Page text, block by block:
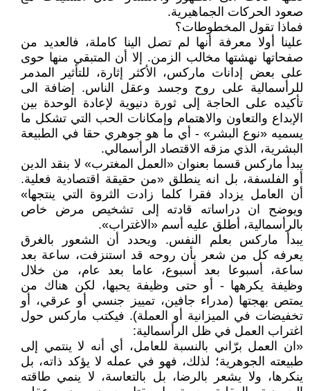
صعود الحركات الجماهيرية.
فماذا تقول المخطوطات؟
علينا أولا معرفة أنها لم تصل الينا كاملة، فالعديد من
صفحاتها نهشتها مخالب الزمن. إلا أن المتبقي منها حوى
على بعض إدانات ماركس، الأكثر إثارة، للتأثير المدمر
للرأسمالية على روح وجسد وعقل الناس. إضافة الى
تأكيده على الحاجة إلى ثورة دنيوية لإعادة الوحدة بين
الإبداع والتعاون والاهتمام وإمكانات الحب التي تشكل ما
يسميه «نوع البشر» - أي ما هو جوهري حقا في الطبيعة
البشرية، الذي مزقه الاقتصاد الرأسمالي.
يبدأ ماركس قسما بعنوان «العمل المغترب» لا بنقد الدين
أو الفلسفة، بل انه ينطلق «من حقيقة اقتصادية فعلية.
أن العامل يزداد فقرا كلما زادت الثروة التي ينتجها»
ويوضح ان دراساته قادته إلى تشخيص مرض خاص
بالرأسمالية، أطلق عليه أسم «الاغتراب».
يبدأ ماركس بعلم النفس. ويحدد أن الشعور بالغرق
يعرفه كل من شعر بأن روحه قد استنزفت، ساعة بعد
ساعة، أسبوعا بعد أسبوع، عاما بعد عام، من خلال
وظيفة يكرهها - أو حتى وظيفة يحبها، لكن هناك من
يمتص بهجتها (مدراء جافين، تمييز جنسي أو عرقي، أو
تخفيضات في الميزانية أو العملة). فيكتب ماركس حول
اغتراب العمل في ظل الرأسمالية:
«ان العمل برّاني بالنسبة للعامل، أي أنه لا ينتمي إلى
طبيعته الجوهرية؛ لذلك، فهو في عمله لا يؤكد ذاته، بل
ينكرها، ولا يشعر بالرضا، بل بالتعاسة، لا ينمي طاقته